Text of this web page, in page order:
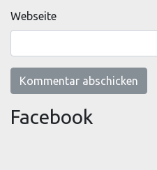
Webseite
Facebook